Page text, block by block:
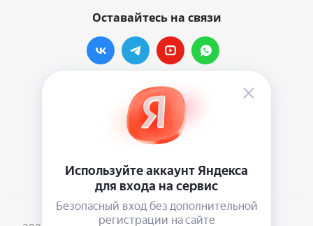
Оставайтесь на связи
Наши контакты
info@vinylmarkt.ru